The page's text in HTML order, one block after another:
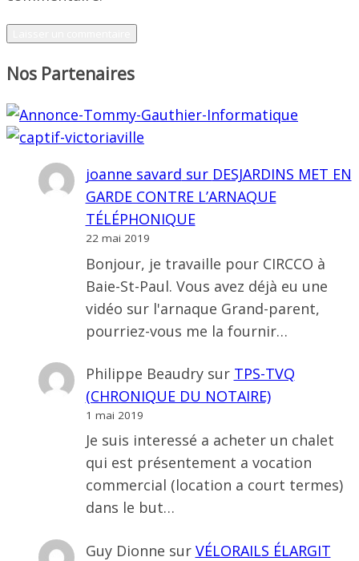
Nos Partenaires
joanne savard sur DESJARDINS MET EN
GARDE CONTRE L’ARNAQUE
TÉLÉPHONIQUE
22 mai 2019
Bonjour, je travaille pour CIRCCO à
Baie-St-Paul. Vous avez déjà eu une
vidéo sur l'arnaque Grand-parent,
pourriez-vous me la fournir…
Philippe Beaudrysur TPS-TVQ
(CHRONIQUE DU NOTAIRE)
1 mai 2019
Je suis interessé a acheter un chalet
qui est présentement a vocation
commercial (location a court termes)
dans le but…
Guy Dionne sur VÉLORAILS ÉLARGIT